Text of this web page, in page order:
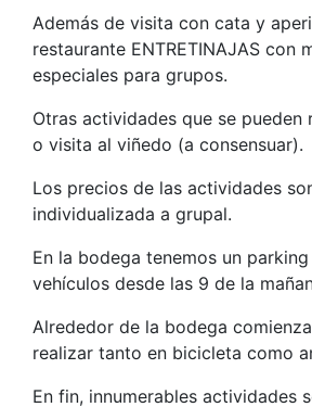
Además de visita con cata y
restaurante ENTRETINAJAS con
especiales para grupos.
Otras actividades que se
o visita al viñedo (a consensuar).
Los precios de las actividades
individualizada a grupal.
En la bodega tenemos un
vehículos desde las 9 de la
Alrededor de la bodega
realizar tanto en bicicleta como
En fin, innumerables actividades